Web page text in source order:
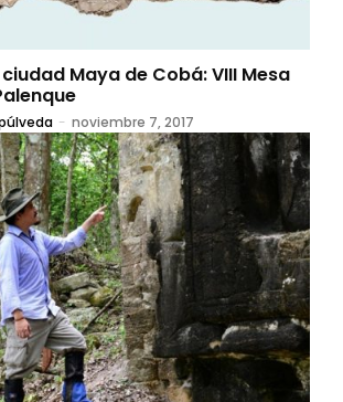
Maya de Cobá: VIII Mesa
- noviembre 7, 2017